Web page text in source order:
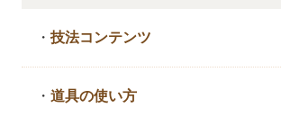
・技法コンテンツ
・道具の使い方